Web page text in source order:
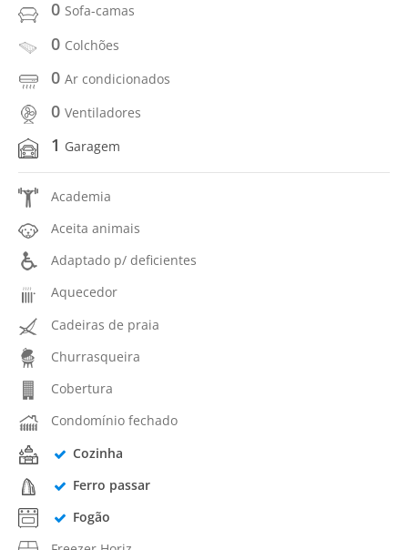
0 Sofa-camas
0 Colchões
0 Ar condicionados
0 Ventiladores
1 Garagem
Academia
Aceita animais
Adaptado p/ deficientes
Aquecedor
Cadeiras de praia
Churrasqueira
Cobertura
Condomínio fechado
Cozinha
Ferro passar
Fogão